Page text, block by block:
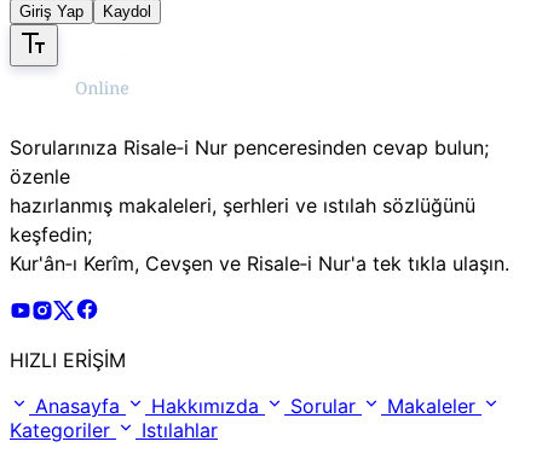
Giriş Yap Kaydol
Sorularınıza Risale‑i Nur penceresinden cevap bulun;
özenle
hazırlanmış makaleleri, şerhleri ve ıstılah sözlüğünü
keşfedin;
Kur'ân‑ı Kerîm, Cevşen ve Risale‑i Nur'a tek tıkla ulaşın.
Risale Online Youtube Hesabı
Risale Online Instagram Hesabı
Risale Online X Hesabı
HIZLI ERİŞİM
Anasayfa
Hakkımızda Sorular
Makaleler
Kategoriler
Istılahlar